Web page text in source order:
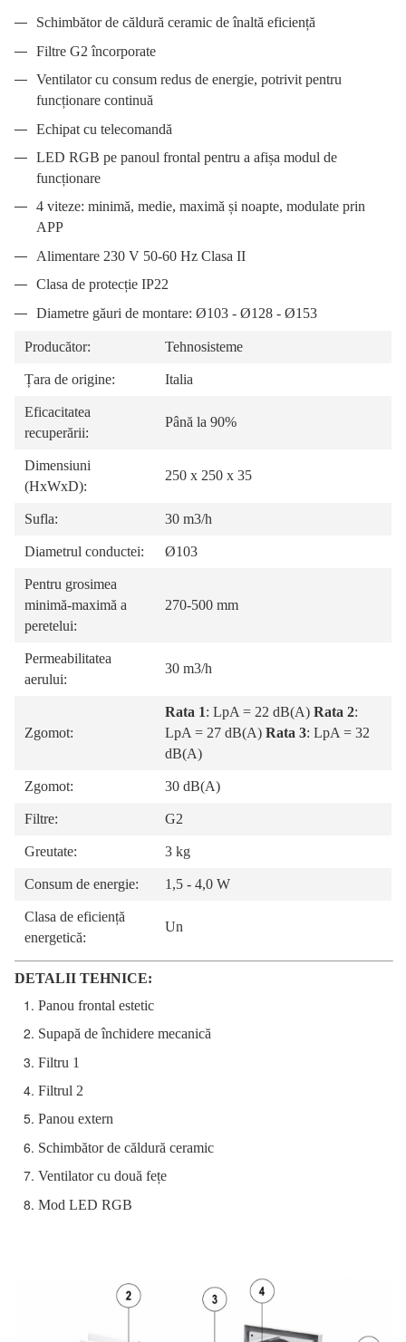
Schimbător de căldură ceramic de înaltă eficiență
Filtre G2 încorporate
Ventilator cu consum redus de energie, potrivit pentru
funcționare continuă
Echipat cu telecomandă
LED RGB pe panoul frontal pentru a afișa modul de
funcționare
4 viteze: minimă, medie, maximă și noapte, modulate prin
APP
Alimentare 230 V 50-60 Hz Clasa II
Clasa de protecție IP22
Diametre găuri de montare: Ø103 - Ø128 - Ø153
Producător: Tehnosisteme
Țara de origine: Italia
Eficacitatea
recuperării:
Până la 90%
Dimensiuni
(HxWxD):
250 x 250 x 35
Sufla: 30 m3/h
Diametrul conductei: Ø103
Pentru grosimea
minimă-maximă a
peretelui:
270-500 mm
Permeabilitatea
aerului:
30 m3/h
Zgomot:
Rata 1: LpA = 22 dB(A)Rata 2:
LpA = 27 dB(A)Rata 3: LpA = 32
dB(A)
Zgomot: 30 dB(A)
Filtre: G2
Greutate: 3 kg
Consum de energie: 1,5 - 4,0 W
Clasa de eficiență
energetică:
Un
DETALII TEHNICE:
Panou frontal estetic
Supapă de închidere mecanică
Filtru 1
Filtrul 2
Panou extern
Schimbător de căldură ceramic
Ventilator cu două fețe
Mod LED RGB